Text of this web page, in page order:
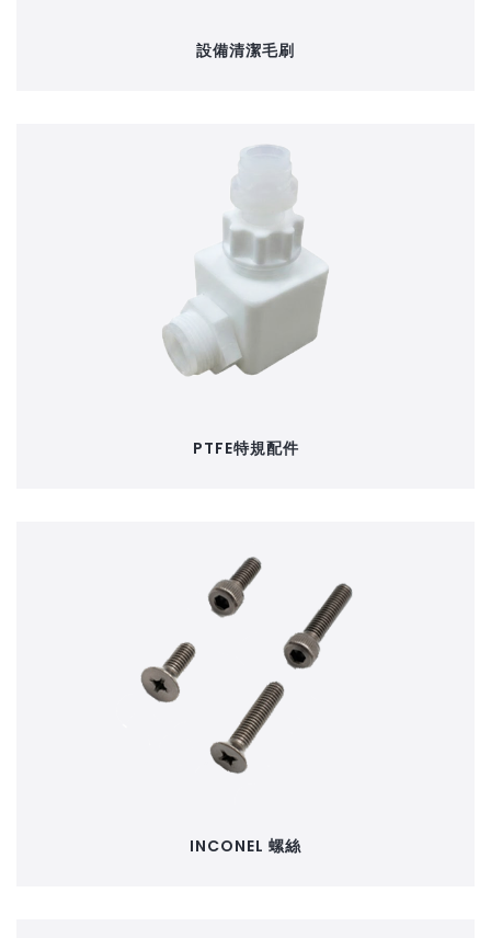
設備清潔毛刷
PTFE特規配件
INCONEL 螺絲